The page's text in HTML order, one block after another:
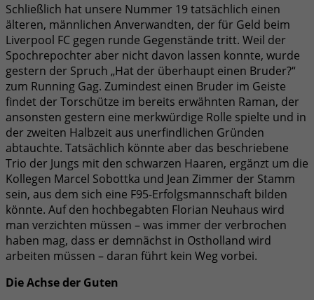
Schließlich hat unsere Nummer 19 tatsächlich einen
älteren, männlichen Anverwandten, der für Geld beim
Liverpool FC gegen runde Gegenstände tritt. Weil der
Spochrepochter aber nicht davon lassen konnte, wurde
gestern der Spruch „Hat der überhaupt einen Bruder?“
zum Running Gag. Zumindest einen Bruder im Geiste
findet der Torschütze im bereits erwähnten Raman, der
ansonsten gestern eine merkwürdige Rolle spielte und in
der zweiten Halbzeit aus unerfindlichen Gründen
abtauchte. Tatsächlich könnte aber das beschriebene
Trio der Jungs mit den schwarzen Haaren, ergänzt um die
Kollegen Marcel Sobottka und Jean Zimmer der Stamm
sein, aus dem sich eine F95-Erfolgsmannschaft bilden
könnte. Auf den hochbegabten Florian Neuhaus wird
man verzichten müssen – was immer der verbrochen
haben mag, dass er demnächst in Ostholland wird
arbeiten müssen – daran führt kein Weg vorbei.
Die Achse der Guten